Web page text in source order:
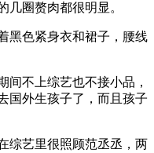
几圈赘肉都很明显。
黑色紧身衣和裙子，腰线
间不上综艺也不接小品，
国外生孩子了，而且孩子
综艺里很照顾范丞丞，两